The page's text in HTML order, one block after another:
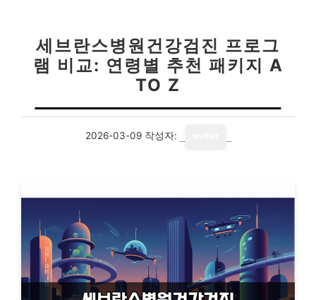
세브란스병원건강검진 프로그
램 비교: 연령별 추천 패키지 A
TO Z
2026-03-09 작성자: